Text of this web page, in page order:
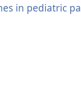
in pediatric